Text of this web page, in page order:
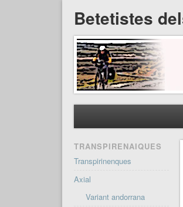
Betetistes
TRANSPIRENAIQUES
Transpirinenques
Axial
Variant andorrana